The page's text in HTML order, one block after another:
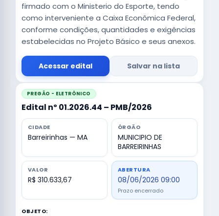
firmado com o Ministerio do Esporte, tendo
como interveniente a Caixa Econômica Federal,
conforme condições, quantidades e exigências
estabelecidas no Projeto Básico e seus anexos.
Acessar edital Salvar na lista
PREGÃO - ELETRÔNICO
Edital nº 01.2026.44 – PMB/2026
CIDADE
Barreirinhas — MA
ÓRGÃO
MUNICIPIO DE
BARREIRINHAS
VALOR
R$ 310.633,67
ABERTURA
08/06/2026 09:00
Prazo encerrado
OBJETO: